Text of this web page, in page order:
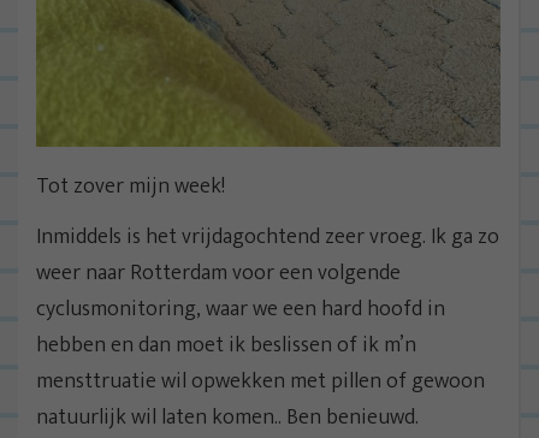
Tot zover mijn week!
Inmiddels is het vrijdagochtend zeer vroeg. Ik ga zo
weer naar Rotterdam voor een volgende
cyclusmonitoring, waar we een hard hoofd in
hebben en dan moet ik beslissen of ik m’n
mensttruatie wil opwekken met pillen of gewoon
natuurlijk wil laten komen.. Ben benieuwd.